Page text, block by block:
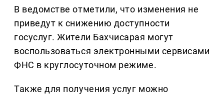
В ведомстве отметили, что изменения не
приведут к снижению доступности
госуслуг. Жители Бахчисарая могут
воспользоваться электронными сервисами
ФНС в круглосуточном режиме.
Также для получения услуг можно